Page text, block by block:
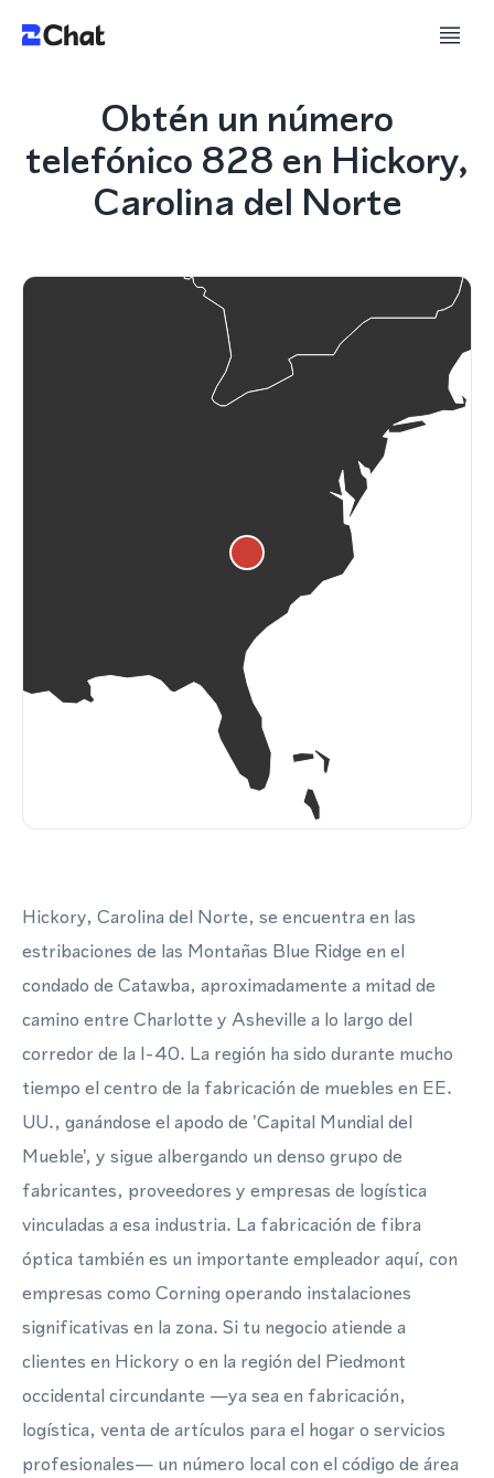
Obtén un número
telefónico 828 en Hickory,
Carolina del Norte
Hickory, Carolina del Norte, se encuentra en las
estribaciones de las Montañas Blue Ridge en el
condado de Catawba, aproximadamente a mitad de
camino entre Charlotte y Asheville a lo largo del
corredor de la I-40. La región ha sido durante mucho
tiempo el centro de la fabricación de muebles en EE.
UU., ganándose el apodo de 'Capital Mundial del
Mueble', y sigue albergando un denso grupo de
fabricantes, proveedores y empresas de logística
vinculadas a esa industria. La fabricación de fibra
óptica también es un importante empleador aquí, con
empresas como Corning operando instalaciones
significativas en la zona. Si tu negocio atiende a
clientes en Hickory o en la región del Piedmont
occidental circundante —ya sea en fabricación,
logística, venta de artículos para el hogar o servicios
profesionales— un número local con el código de área